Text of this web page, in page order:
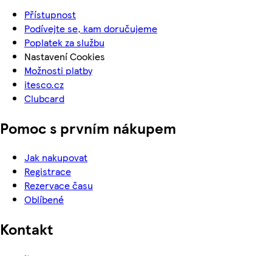
Přístupnost
Podívejte se, kam doručujeme
Poplatek za službu
Nastavení Cookies
Možnosti platby
itesco.cz
Clubcard
Pomoc s prvním nákupem
Jak nakupovat
Registrace
Rezervace času
Oblíbené
Kontakt